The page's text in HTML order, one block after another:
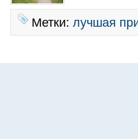
Метки: лучшая